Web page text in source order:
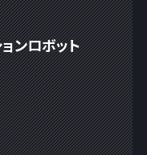
ンロボット